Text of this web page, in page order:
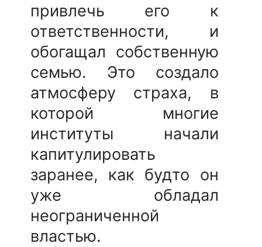
привлечь его к
ответственности, и
обогащал собственную
семью. Это создало
атмосферу страха, в
которой многие
институты начали
капитулировать
заранее, как будто он
уже обладал
неограниченной
властью.